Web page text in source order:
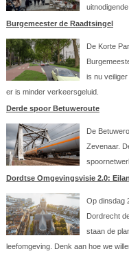
uitnodigende
Burgemeester de Raadtsingel
De Korte
is nu
er is minder verkeersgeluid.
Derde spoor Betuweroute
De
Zevenaar.
Dordtse Omgevingsvisie 2.0:
Op dinsdag
Dordrecht
staan de
leefomgeving. Denk aan hoe we